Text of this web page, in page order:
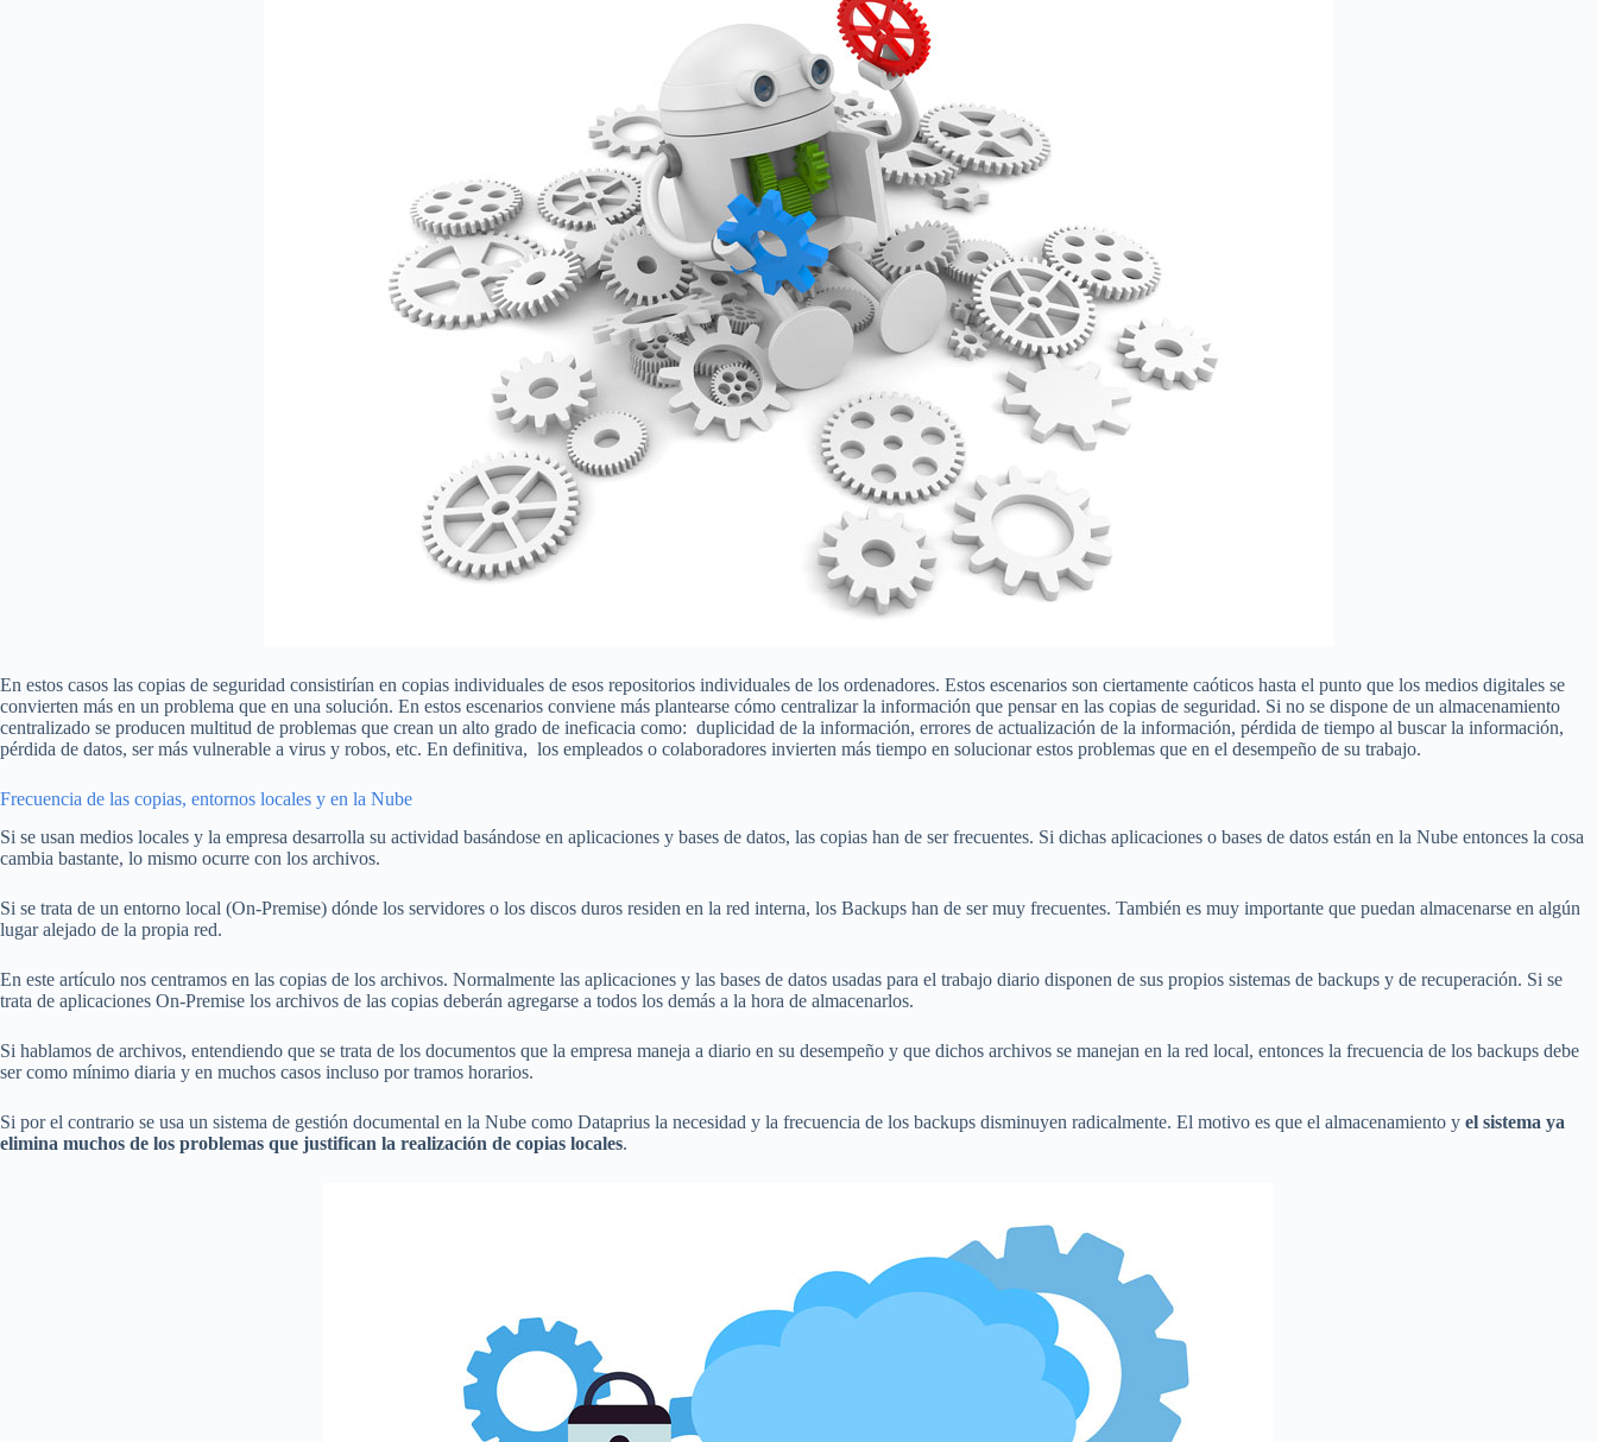
En estos casos las copias de seguridad consistirían en copias individuales de esos repositorios individuales de los ordenadores. Estos escenarios son ciertamente caóticos hasta el punto que los medios digitales se
convierten más en un problema que en una solución. En estos escenarios conviene más plantearse cómo centralizar la información que pensar en las copias de seguridad. Si no se dispone de un almacenamiento
centralizado se producen multitud de problemas que crean un alto grado de ineficacia como: duplicidad de la información, errores de actualización de la información, pérdida de tiempo al buscar la información,
pérdida de datos, ser más vulnerable a virus y robos, etc. En definitiva, los empleados o colaboradores invierten más tiempo en solucionar estos problemas que en el desempeño de su trabajo.
Frecuencia de las copias, entornos locales y en la Nube
Si se usan medios locales y la empresa desarrolla su actividad basándose en aplicaciones y bases de datos, las copias han de ser frecuentes. Si dichas aplicaciones o bases de datos están en la Nube entonces la cosa
cambia bastante, lo mismo ocurre con los archivos.
Si se trata de un entorno local (On-Premise) dónde los servidores o los discos duros residen en la red interna, los Backups han de ser muy frecuentes. También es muy importante que puedan almacenarse en algún
lugar alejado de la propia red.
En este artículo nos centramos en las copias de los archivos. Normalmente las aplicaciones y las bases de datos usadas para el trabajo diario disponen de sus propios sistemas de backups y de recuperación. Si se
trata de aplicaciones On-Premise los archivos de las copias deberán agregarse a todos los demás a la hora de almacenarlos.
Si hablamos de archivos, entendiendo que se trata de los documentos que la empresa maneja a diario en su desempeño y que dichos archivos se manejan en la red local, entonces la frecuencia de los backups debe
ser como mínimo diaria y en muchos casos incluso por tramos horarios.
Si por el contrario se usa un sistema de gestión documental en la Nube como Dataprius la necesidad y la frecuencia de los backups disminuyen radicalmente. El motivo es que el almacenamiento y el sistema ya
elimina muchos de los problemas que justifican la realización de copias locales.